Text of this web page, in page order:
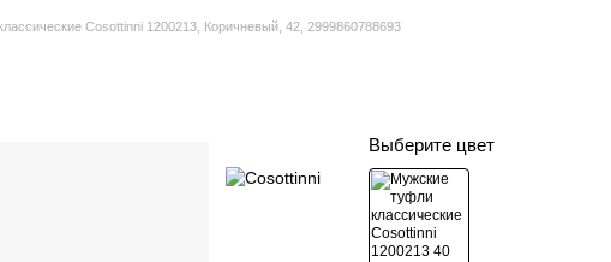
Cosottinni 1200213, Коричневый, 42, 2999860788693
Выберите цвет